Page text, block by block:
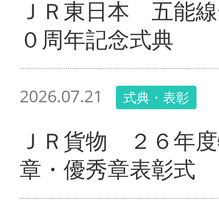
ＪＲ東日本 五能
０周年記念式典
2026.07.21 式典・表彰
ＪＲ貨物 ２６年
章・優秀章表彰式